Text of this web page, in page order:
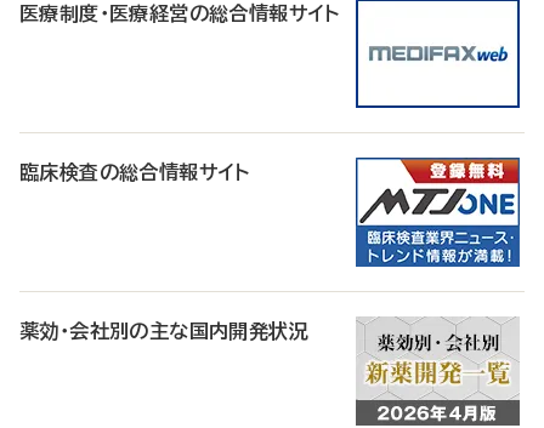
医療制度・医療経営の総合情報サイト
臨床検査の総合情報サイト
薬効・会社別の主な国内開発状況